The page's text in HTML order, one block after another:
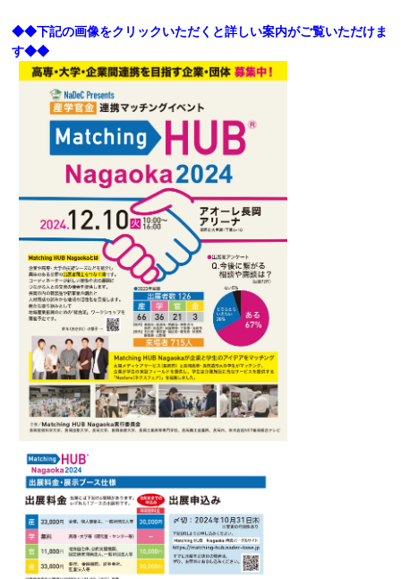
◆◆下記の画像をクリックいただくと詳しい案内がご覧いただけま
す◆◆